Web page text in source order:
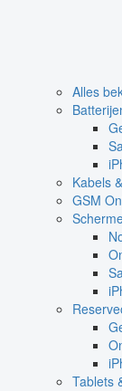
Alles
Kabels
GSM
Tablets